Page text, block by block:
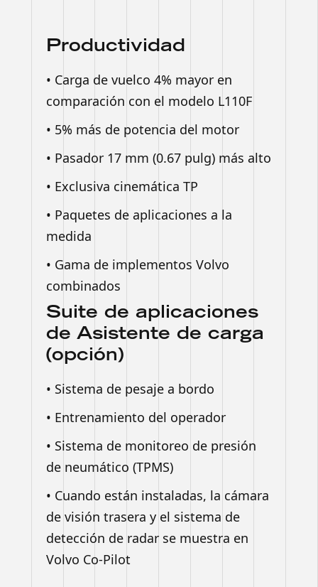
Productividad
• Carga de vuelco 4% mayor en
comparación con el modelo L110F
• 5% más de potencia del motor
• Pasador 17 mm (0.67 pulg) más alto
• Exclusiva cinemática TP
• Paquetes de aplicaciones a la
medida
• Gama de implementos Volvo
combinados
Suite de aplicaciones
de Asistente de carga
(opción)
• Sistema de pesaje a bordo
• Entrenamiento del operador
• Sistema de monitoreo de presión
de neumático (TPMS)
• Cuando están instaladas, la cámara
de visión trasera y el sistema de
detección de radar se muestra en
Volvo Co-Pilot